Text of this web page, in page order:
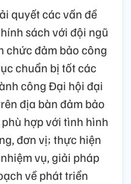
quyết các vấn đề
sách với đội ngũ
chức đảm bảo công
chuẩn bị tốt các
công Đại hội đại
địa bàn đảm bảo
hợp với tình hình
đơn vị; thực hiện
vụ, giải pháp
về phát triển